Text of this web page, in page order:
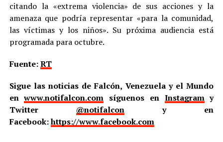
citando la «extrema violencia» de sus acciones y la
amenaza que podría representar «para la comunidad,
las víctimas y los niños». Su próxima audiencia está
programada para octubre.
Fuente:RT
Sigue las noticias de Falcón, Venezuela y el Mundo
enwww.notifalcon.com síguenos en Instagramy
Twitter @notifalcony en
Facebook:https://www.facebook.com